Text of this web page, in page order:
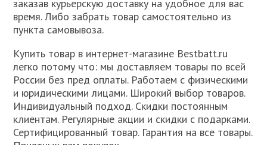
заказав курьерскую доставку на удобное для вас
время. Либо забрать товар самостоятельно из
пункта самовывоза.
Купить товар в интернет-магазине Bestbatt.ru
легко потому что: мы доставляем товары по всей
России без пред оплаты. Работаем с физическими
и юридическими лицами. Широкий выбор товаров.
Индивидуальный подход. Скидки постоянным
клиентам. Регулярные акции и скидки с подарками.
Сертифицированный товар. Гарантия на все товары.